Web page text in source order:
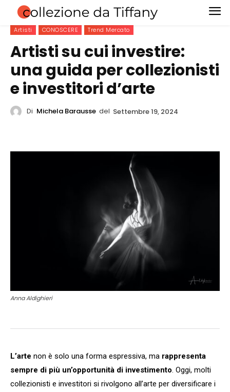
Artisti CONOSCERE Trend Mercato
Artisti su cui investire:
una guida per collezionisti
e investitori d’arte
Di Michela Barausse del Settembre 19, 2024
Anna Aldighieri
L’arte non è solo una forma espressiva, ma rappresenta
sempre di più un’opportunità di investimento . Oggi, molti
collezionisti e investitori si rivolgono all’arte per diversificare i